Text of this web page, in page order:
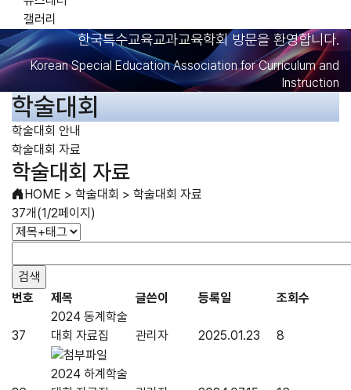
갤러리
한국특수교육교과교육학회 방문을 환영합니다.
Korean Special Education Association for Curriculum and
Instruction
학술대회
학술대회 안내
학술대회 자료
학술대회 자료
HOME > 학술대회 > 학술대회 자료
37개(1/2페이지)
번호 제목 글쓴이 등록일 조회수
37
2024 동계학술
대회 자료집
관리자 2025.01.23 8
2024 하계학술